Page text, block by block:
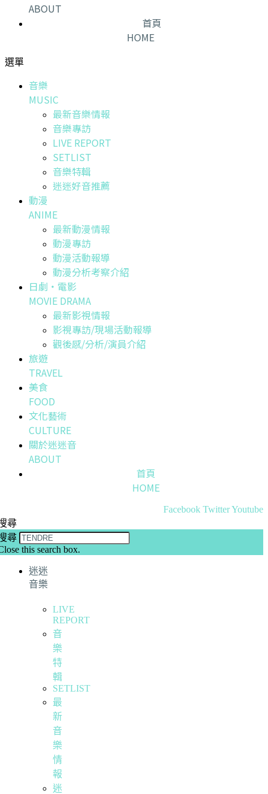
ABOUT
首頁
HOME
選單
音樂
MUSIC
最新音樂情報
音樂專訪
LIVE REPORT
SETLIST
音樂特輯
迷迷好音推薦
動漫
ANIME
最新動漫情報
動漫專訪
動漫活動報導
動漫分析考察介紹
日劇・電影
MOVIE DRAMA
最新影視情報
影視專訪/現場活動報導
觀後感/分析/演員介紹
旅遊
TRAVEL
美食
FOOD
文化藝術
CULTURE
關於迷迷音
ABOUT
首頁
HOME
Facebook TwitterYoutube
尋
尋
this search box.
迷迷
音樂
LIVE
REPORT
音
樂
特
輯
SETLIST
最
新
音
樂
情
報
迷